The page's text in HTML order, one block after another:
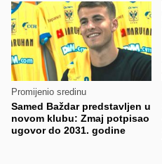
Promijenio sredinu
Samed Baždar predstavljen u
novom klubu: Zmaj potpisao
ugovor do 2031. godine